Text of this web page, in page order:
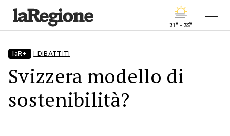
21° - 35°
laR+ I DIBATTITI
Svizzera modello di
sostenibilità?